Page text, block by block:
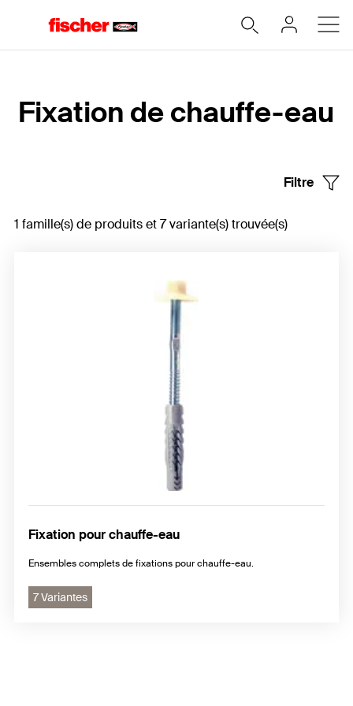
Fixation de chauffe-eau
Filtre
1 famille(s) de produits et 7 variante(s) trouvée(s)
Fixation pour chauffe-eau
Ensembles complets de fixations pour chauffe-eau.
7 Variantes